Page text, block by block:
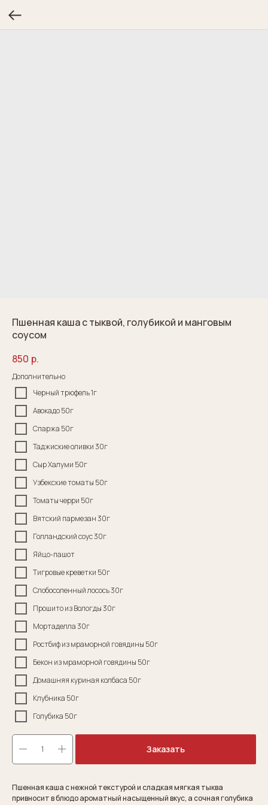
Пшенная каша с тыквой, голубикой и манговым
соусом
850 р.
Дополнительно
Черный трюфель 1г
Авокадо 50г
Спаржа 50г
Таджиские оливки 30г
Сыр Халуми 50г
Узбекские томаты 50г
Томаты черри 50г
Вятский пармезан 30г
Голландский соус 30г
Яйцо-пашот
Тигровые креветки 50г
Слобосоленный лосось 30г
Прошито из Вологды 30г
Мортаделла 30г
Ростбиф из мраморной говядины 50г
Бекон из мраморной говядины 50г
Домашняя куриная колбаса 50г
Клубника 50г
Голубика 50г
Заказать
Пшенная каша с нежной текстурой и сладкая мягкая тыква
привносит в блюдо ароматный насыщенный вкус, а сочная голубика